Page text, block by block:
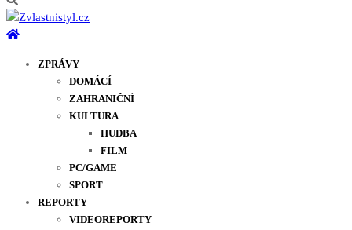
ZPRÁVY
DOMÁCÍ
ZAHRANIČNÍ
KULTURA
HUDBA
FILM
PC/GAME
SPORT
REPORTY
VIDEOREPORTY